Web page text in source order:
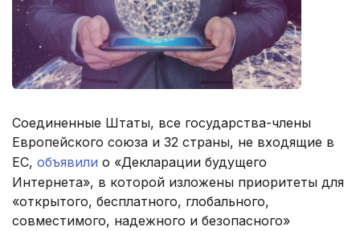
Соединенные Штаты, все государства-члены
Европейского союза и 32 страны, не входящие в
ЕС, объявили о «Декларации будущего
Интернета», в которой изложены приоритеты для
«открытого, бесплатного, глобального,
совместимого, надежного и безопасного»